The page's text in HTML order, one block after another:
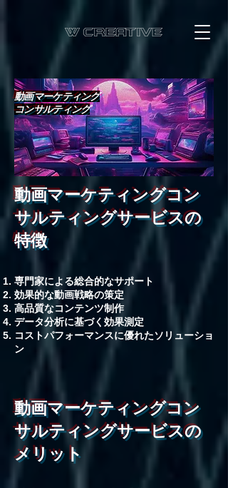
動画マーケティング​
コンサルティング
動画マーケティングコン
サルティングサービスの
特徴
専門家による総合的なサポート
効果的な動画戦略の策定
高品質なコンテンツ制作
データ分析に基づく効果測定
コストパフォーマンスに優れたソリューショ
ン
動画マーケティングコン
サルティングサービスの
メリット